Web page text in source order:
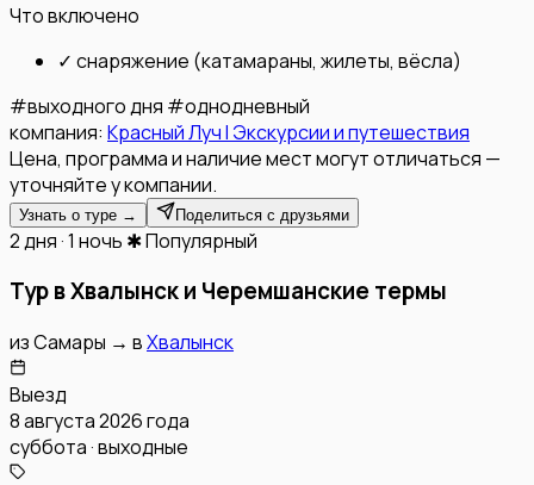
Что включено
✓ снаряжение (катамараны, жилеты, вёсла)
#выходного дня #однодневный
компания: Красный Луч l Экскурсии и путешествия
Цена, программа и наличие мест могут отличаться —
уточняйте у компании.
Узнать о туре → Поделиться с друзьями
2 дня · 1 ночь ✱ Популярный
Тур в Хвалынск и Черемшанские термы
изСамары → вХвалынск
Выезд
8 августа 2026 года
суббота · выходные